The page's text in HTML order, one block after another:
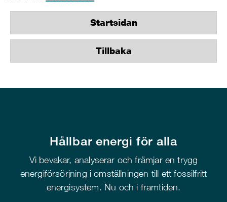
Startsidan
Tillbaka
Hållbar energi för alla
Vi bevakar, analyserar och främjar en trygg
energiförsörjning i omställningen till ett fossilfritt
energisystem. Nu och i framtiden.